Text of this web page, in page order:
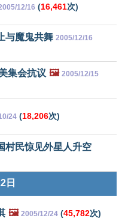
12/16 (16,461次)
与魔鬼共舞 2005/12/16
集会抗议 🖼️ 2005/12/15
24 (18,206次)
村民惊见外星人升空
日
🖼️ 2005/12/24 (45,782次)